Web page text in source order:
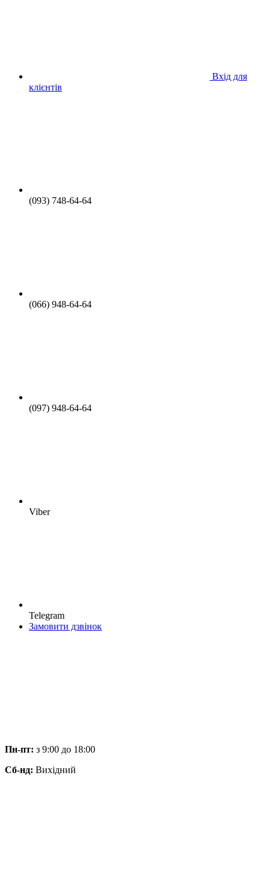
Вхід для
клієнтів
(093) 748-64-64
(066) 948-64-64
(097) 948-64-64
Viber
Telegram
Замовити дзвінок
Пн-пт: з 9:00 до 18:00
Сб-нд: Вихідний